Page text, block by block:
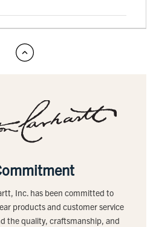
Inc. has been committed to
products and customer service
the quality, craftsmanship, and